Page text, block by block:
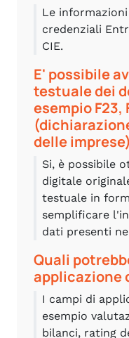
Le
credenziali
CIE.
E' possibile
testuale dei
esempio F23,
delle
Si, è possibile
digitale
testuale in
semplificare
dati presenti
Quali
applicazione
I campi di
esempio
bilanci, rating